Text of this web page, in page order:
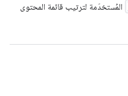
المُستخدَمة لترتيب قائمة المحتوى